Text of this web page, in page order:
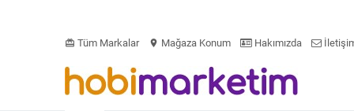
card_giftcard Tüm Markalar location_on Mağaza Konum Hakımızda